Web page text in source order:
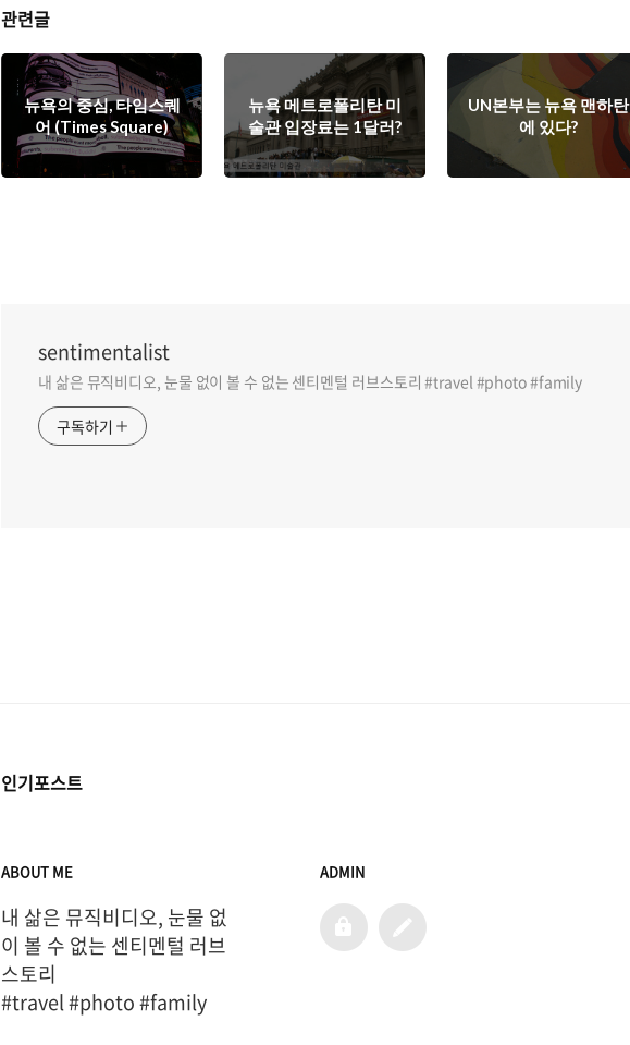
관련글
뉴욕의 중심, 타임스퀘
어 (Times Square)
뉴욕 메트로폴리탄 미
술관 입장료는 1달러?
UN본부는 뉴욕 맨하탄
에 있다?
sentimentalist
내 삶은 뮤직비디오, 눈물 없이 볼 수 없는 센티멘털 러브스토리 #travel #photo #family
구독하기
인기포스트
ABOUT ME
내 삶은 뮤직비디오, 눈물 없
이 볼 수 없는 센티멘털 러브
스토리
#travel #photo #family
ADMIN
admin
글
쓰